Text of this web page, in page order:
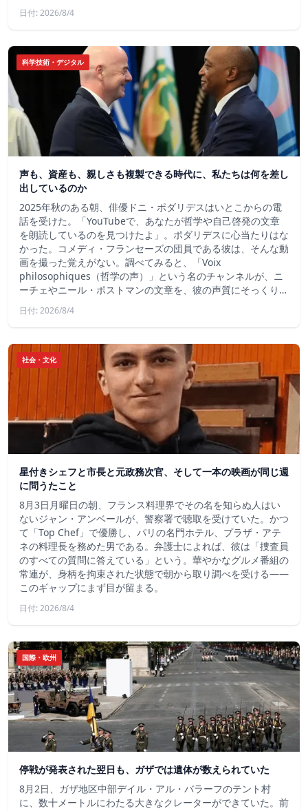
日付: 2026/8/4
科学技術・デジタル
声も、資産も、親しさも複製できる時代に、私たちは何を差し
出しているのか
2025年秋のある朝、俳優ドニ・ポダリデスはいとこからの電
話を受けた。「YouTubeで、あなたが哲学や自己啓発の文章
を朗読しているのを見つけたよ」。ポダリデスに心当たりはな
かった。コメディ・フランセーズの団員である彼は、そんな動
画を撮った覚えがない。調べてみると、「Voix
philosophiques（哲学の声）」という名のチャンネルが、ニ
ーチェやニール・ポストマンの文章を、彼の声質にそっくり…
日付: 2026/8/4
社会・文化
星付きシェフと市長と元政務次官、そして一本の映画が同じ週
に問うたこと
8月3日月曜日の朝、フランス料理界でその名を知らぬ人はい
ないジャン・アンベールが、警察署で聴取を受けていた。かつ
て「Top Chef」で優勝し、パリの名門ホテル、プラザ・アテ
ネの料理長を務めた男である。弁護士によれば、彼は「捜査員
のすべての質問に答えている」という。華やかなグルメ番組の
常連が、身柄を拘束された状態で朝から取り調べを受ける――
このギャップにまず目が留まる。
日付: 2026/8/4
国際・欧州
停戦が発表された翌日も、ガザでは遺体が数えられていた
8月2日、ガザ地区中部デイル・アル・バラーフのテント村
に、数十メートルにわたる大きなクレーターができていた。前